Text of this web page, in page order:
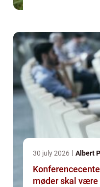
30 july 2026 Albert
møder skal være